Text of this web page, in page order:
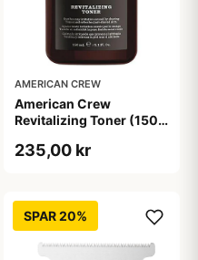
AMERICAN CREW
American Crew
Revitalizing Toner (150
235,00 kr
SPAR 20%